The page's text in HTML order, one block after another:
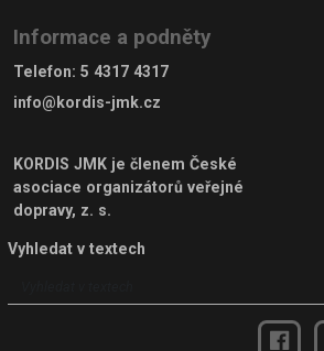
Informace a podněty
Telefon: 5 4317 4317
info@kordis-jmk.cz
KORDIS JMK je členem České
asociace organizátorů veřejné
dopravy, z. s.
Vyhledat v textech